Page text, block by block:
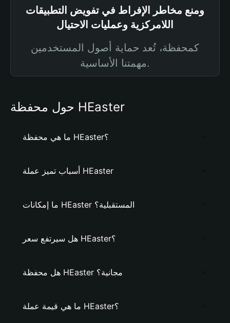
ومنع مخاطر الإفراط في تفويض التطبيقات
اللامركزية وعمليات الاحتيال
كمحفظة، تُعد حماية أصول المستخدمين
مهمتنا الأساسية.
حول محفظة HEaster
ما هي محفظة HEaster؟
أسباب تميز عملة HEaster
ما إمكانات HEaster المستقبلية؟
هل سيرتفع سعر HEaster؟
هل محفظة HEaster مجانية؟
ما هي قيمة عملة HEaster؟